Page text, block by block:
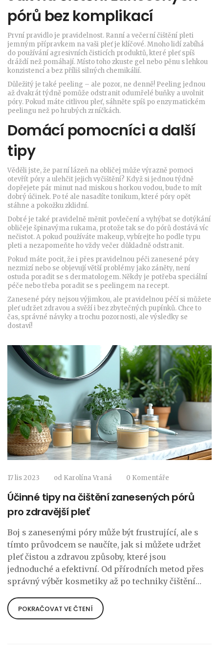
pórů bez komplikací
První pravidlo je pravidelnost. Ranní a večerní čištění pleti
jemným přípravkem na vaši pleť je klíčové. Mnoho lidí zabíhá
do používání agresivních čisticích produktů, které pleť spíš
dráždí než pomáhají. Místo toho zkuste gel nebo pěnu s lehkou
konzistencí a bez příliš silných chemikálií.
Důležitý je také peeling – ale pozor, ne denně! Peeling jednou
až dvakrát týdně pomůže odstranit odumřelé buňky a uvolnit
póry. Pokud máte citlivou pleť, sáhněte spíš po enzymatickém
peelingu než po hrubých zrníčkách.
Domácí pomocníci a další
tipy
Věděli jste, že parní lázeň na obličej může výrazně pomoci
otevřít póry a ulehčit jejich vyčištění? Když si jednou týdně
dopřejete pár minut nad miskou s horkou vodou, bude to mít
dobrý účinek. Po té ale nasadíte tonikum, které póry opět
stáhne a pokožku zklidní.
Dobré je také pravidelně měnit povlečení a vyhýbat se dotýkání
obličeje špinavýma rukama, protože tak se do pórů dostává víc
nečistot. A pokud používáte makeup, vybírejte ho podle typu
pleti a nezapomeňte ho vždy večer důkladně odstranit.
Pokud máte pocit, že i přes pravidelnou péči zanesené póry
nezmizí nebo se objevují větší problémy jako záněty, není
ostuda poradit se s dermatologem. Někdy je potřeba speciální
péče nebo třeba poradit se s peelingem na recept.
Zanesené póry nejsou výjimkou, ale pravidelnou péčí si můžete
pleť udržet zdravou a svěží i bez zbytečných pupínků. Chce to
čas, správné návyky a trochu pozornosti, ale výsledky se
dostaví!
17 lis 2023 od Karolína Vraná 0 Komentáře
Účinné tipy na čištění zanesených pórů
pro zdravější pleť
Boj s zanesenými póry může být frustrující, ale s
tímto průvodcem se naučíte, jak si můžete udržet
pleť čistou a zdravou způsoby, které jsou
jednoduché a efektivní. Od přírodních metod přes
správný výběr kosmetiky až po techniky čištění
vám pomohou dosáhnout krásné a vyčištěné pleti.
POKRAČOVAT VE ČTENÍ